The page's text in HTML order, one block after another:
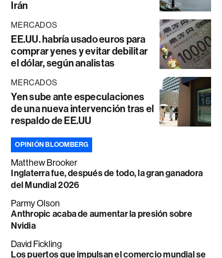
Irán
MERCADOS
EE.UU. habría usado euros para
comprar yenes y evitar debilitar
el dólar, según analistas
MERCADOS
Yen sube ante especulaciones
de una nueva intervención tras el
respaldo de EE.UU
OPINIÓN BLOOMBERG
Matthew Brooker
Inglaterra fue, después de todo, la gran ganadora
del Mundial 2026
Parmy Olson
Anthropic acaba de aumentar la presión sobre
Nvidia
David Fickling
Los puertos que impulsan el comercio mundial se